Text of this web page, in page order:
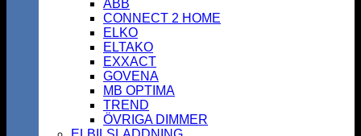
ABB
CONNECT 2 HOME
ELKO
ELTAKO
EXXACT
GOVENA
MB OPTIMA
TREND
ÖVRIGA DIMMER